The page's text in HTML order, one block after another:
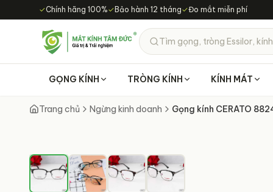
Chuyển đến nội dung chính
✓Chính hãng 100%✓ Bảo hành 12 tháng✓Đo mắt miễn phí
Tìm gọng, tròng Essilor,
GỌNG KÍNH TRÒNG KÍNH KÍNH MÁT
Trang chủ Ngừng kinh doanh Gọng kính CERATO